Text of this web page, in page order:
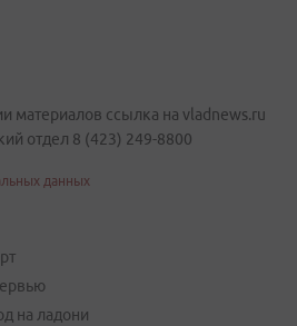
материалов ссылка на vladnews.ru
отдел 8 (423) 249-8800
данных
на ладони